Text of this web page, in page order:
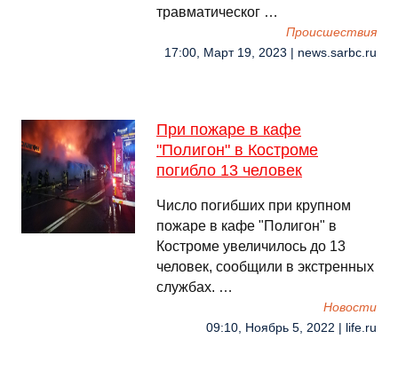
травматическог …
Происшествия
17:00, Март 19, 2023 | news.sarbc.ru
При пожаре в кафе
"Полигон" в Костроме
погибло 13 человек
Число погибших при крупном
пожаре в кафе "Полигон" в
Костроме увеличилось до 13
человек, сообщили в экстренных
службах. …
Новости
09:10, Ноябрь 5, 2022 | life.ru